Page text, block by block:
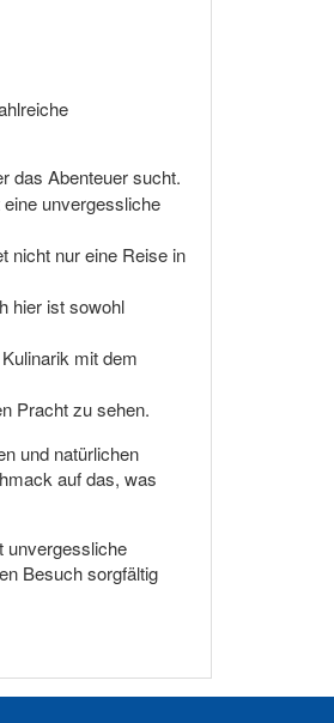
das Abenteuer sucht.
unvergessliche
nicht nur eine Reise in
hier ist sowohl
mit dem
Pracht zu sehen.
und natürlichen
auf das, was
unvergessliche
Besuch sorgfältig